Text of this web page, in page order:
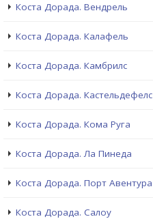
Коста Дорада. Вендрель
Коста Дорада. Калафель
Коста Дорада. Камбрилс
Коста Дорада. Кастельдефелс
Коста Дорада. Кома Руга
Коста Дорада. Ла Пинеда
Коста Дорада. Порт Авентура
Коста Дорада. Салоу